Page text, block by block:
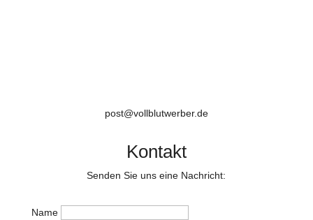
post@vollblutwerber.de
Kontakt
Senden Sie uns eine Nachricht:
Name